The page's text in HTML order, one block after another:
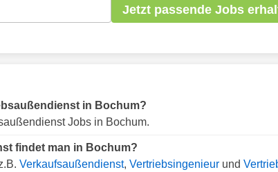
Jetzt passende Jobs
in Bochum?
Jobs in Bochum.
findet man in Bochum?
Verkaufsaußendienst, Vertriebsingenieur und